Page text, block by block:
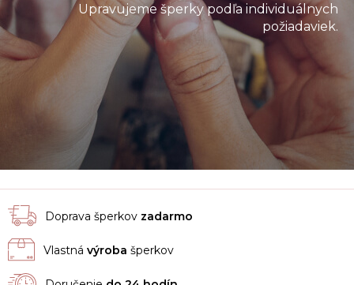
Upravujeme šperky podľa individuálnych
požiadaviek.
Doprava šperkov zadarmo
Vlastná výroba šperkov